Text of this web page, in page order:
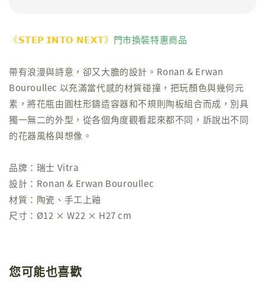
《𝗦𝗧𝗘𝗣 𝗜𝗡𝗧𝗢 𝗡𝗘𝗫𝗧》 門市換裝特惠商品
帶有浪漫與詩意，卻又大膽的設計。Ronan & Erwan
Bouroullec 以充滿當代感的材質碰撞，把玩顏色與幾何元
素，將花瓶由圓柱形鑄造容器和不規則陶板組合而成，別具
獨一無二的外型，從各個角度觀看起來都不同，訴說出不同
的花器風格與想像。
品牌：瑞士 Vitra
設計：Ronan & Erwan Bouroullec
材質：陶瓷、手工上釉
尺寸：Ø12 × W22 × H27 cm
您可能也喜歡